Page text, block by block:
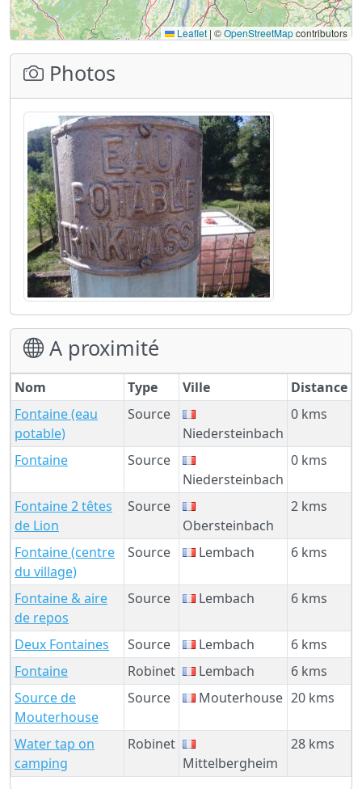
Leaflet | ©OpenStreetMapcontributors
Photos
A proximité
Nom Type Ville
Distance
Fontaine (eau
potable)
Source
Niedersteinbach
0 kms
Fontaine
Source
Niedersteinbach
0 kms
Fontaine 2 têtes
de Lion
Source
Obersteinbach
2 kms
Fontaine (centre
du village)
Source Lembach 6 kms
Fontaine & aire
de repos
Source Lembach 6 kms
Deux Fontaines Source Lembach
6 kms
Fontaine
Robinet Lembach
6 kms
Source de
Mouterhouse
Source Mouterhouse 20 kms
Water tap on
camping
Robinet
Mittelbergheim
28 kms